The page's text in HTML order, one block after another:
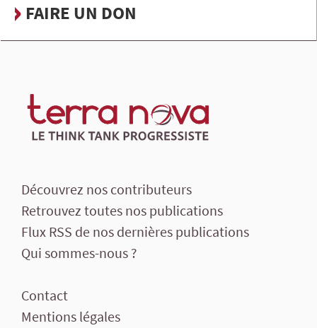
FAIRE UN DON
Découvrez nos contributeurs
Retrouvez toutes nos publications
Flux RSS de nos dernières publications
Qui sommes-nous ?
Contact
Mentions légales